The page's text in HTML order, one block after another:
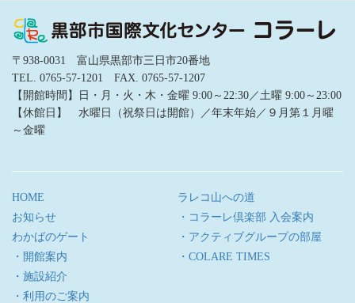
〒938-0031 富山県黒部市三日市20番地
TEL. 0765-57-1201 FAX. 0765-57-1207
【開館時間】日・月・火・木・金曜 9:00～22:30／土曜 9:00～23:00
【休館日】 水曜日（祝祭日は開館）／年末年始／９月第１月曜
～金曜
HOME
お知らせ
わかばのゲート
・開館案内
・施設紹介
・利用のご案内
ラレコ山への道
・コラーレ倶楽部 入会案内
・アクティブグループの部屋
・COLARE TIMES